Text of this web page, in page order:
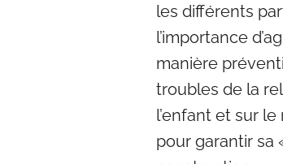
les différents
l’importance
manière
troubles de la
l’enfant et sur le
pour garantir sa